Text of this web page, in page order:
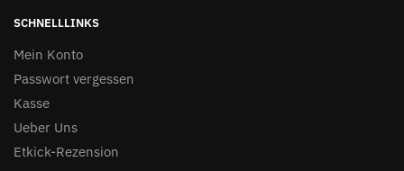
SCHNELLLINKS
Mein Konto
Passwort vergessen
Kasse
Ueber Uns
Etkick-Rezension